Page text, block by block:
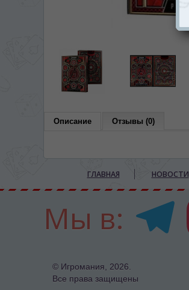
Описание Отзывы (0)
ГЛАВНАЯ НОВОСТИ
Мы в:
© Игромания, 2026.
Все права защищены